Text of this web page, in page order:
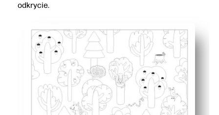
odkrycie.
Aktywność bez przygotowania - naciśnij drukuj, a
Zaręczyny dwa w jednym - wyzwanie szukania i znajdź
Buduje umiejętności - wyostrza ostrość, skanowanie
Elastyczne w dowolnym miejscu - idealne do